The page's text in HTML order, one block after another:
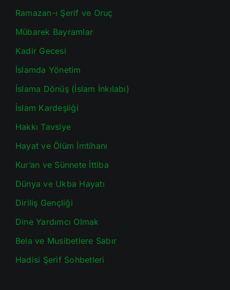
Ramazan-ı Şerif ve Oruç
Mübarek Bayramlar
Kadir Gecesi
İslamda Yönetim
İslama Dönüş (İslam İnkılabı)
İslam Kardeşliği
Hakkı Tavsiye
Hayat ve Ölüm İmtihanı
Kur’an ve Sünnete İttiba
Dünya ve Ukba Hayatı
Diriliş Gençliği
Dine Yardımcı Olmak
Bela ve Musibetlere Sabır
Hadisi Şerif Sohbetleri